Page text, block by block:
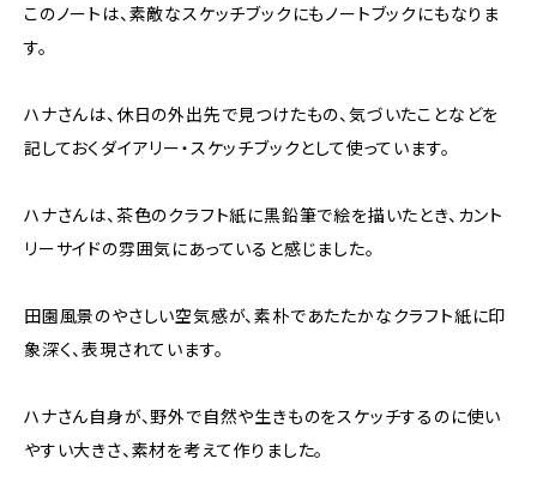
このノートは、素敵なスケッチブックにもノートブックにもなりま
す。
ハナさんは、休日の外出先で見つけたもの、気づいたことなどを
記しておくダイアリー・スケッチブックとして使っています。
ハナさんは、茶色のクラフト紙に黒鉛筆で絵を描いたとき、カント
リーサイドの雰囲気にあっていると感じました。
田園風景のやさしい空気感が、素朴であたたかなクラフト紙に印
象深く、表現されています。
ハナさん自身が、野外で自然や生きものをスケッチするのに使い
やすい大きさ、素材を考えて作りました。